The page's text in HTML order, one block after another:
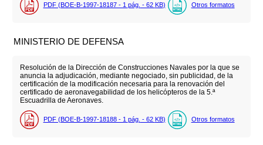
PDF (BOE-B-1997-18187 - 1 pág. - 62 KB) Otros formatos
MINISTERIO DE DEFENSA
Resolución de la Dirección de Construcciones Navales por la que se
anuncia la adjudicación, mediante negociado, sin publicidad, de la
certificación de la modificación necesaria para la renovación del
certificado de aeronavegabilidad de los helicópteros de la 5.ª
Escuadrilla de Aeronaves.
PDF (BOE-B-1997-18188 - 1 pág. - 62 KB) Otros formatos